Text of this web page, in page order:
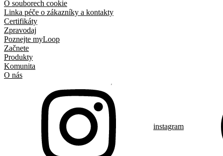
O souborech cookie
Linka péče o zákazníky a kontakty
Certifikáty
Zpravodaj
Poznejte myLoop
Začnete
Produkty
Komunita
O nás
instagram